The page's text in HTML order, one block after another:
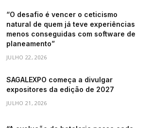
“O desafio é vencer o ceticismo
natural de quem já teve experiências
menos conseguidas com software de
planeamento”
JULHO 22, 2026
SAGALEXPO começa a divulgar
expositores da edição de 2027
JULHO 21, 2026